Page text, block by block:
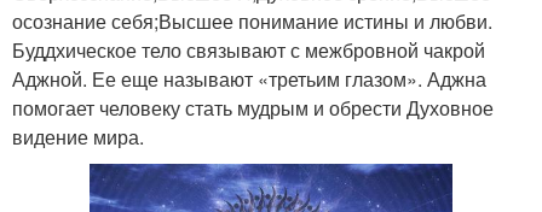
осознание себя;Высшее понимание истины и любви.
Буддхическое тело связывают с межбровной чакрой
Аджной. Ее еще называют «третьим глазом». Аджна
помогает человеку стать мудрым и обрести Духовное
видение мира.